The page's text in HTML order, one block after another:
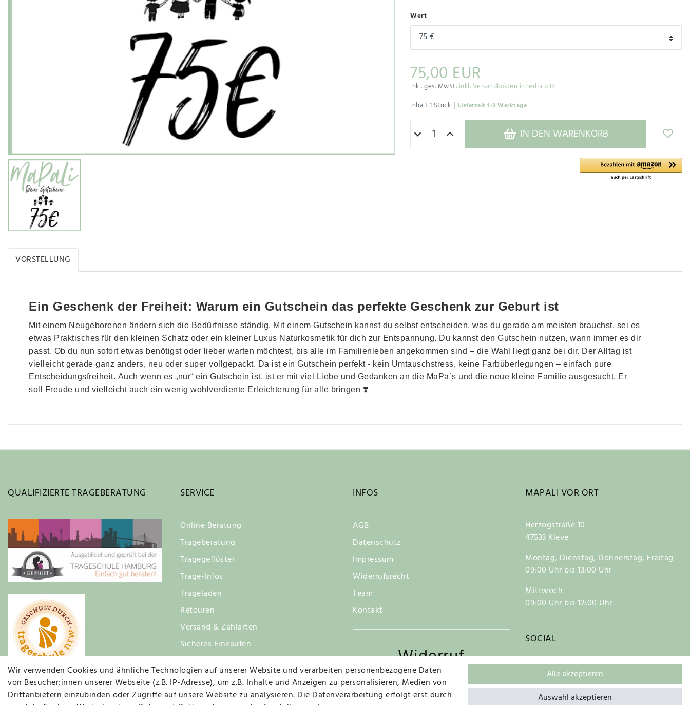
Wert
75,00 EUR
inkl. ges. MwSt. inkl. Versandkosten innerhalb DE
Inhalt1 Stück | Lieferzeit 1-3 Werktage
IN DEN WARENKORB
VORSTELLUNG
Ein Geschenk der Freiheit: Warum ein Gutschein das perfekte Geschenk zur Geburt ist
Mit einem Neugeborenen ändern sich die Bedürfnisse ständig. Mit einem Gutschein kannst du selbst entscheiden, was du gerade am meisten brauchst, sei es
etwas Praktisches für den kleinen Schatz oder ein kleiner Luxus Naturkosmetik für dich zur Entspannung. Du kannst den Gutschein nutzen, wann immer es dir
passt. Ob du nun sofort etwas benötigst oder lieber warten möchtest, bis alle im Familienleben angekommen sind – die Wahl liegt ganz bei dir. Der Alltag ist
vielleicht gerade ganz anders, neu oder super vollgepackt. Da ist ein Gutschein perfekt - kein Umtauschstress, keine Farbüberlegungen – einfach pure
Entscheidungsfreiheit. Auch wenn es „nur“ ein Gutschein ist, ist er mit viel Liebe und Gedanken an die MaPa´s und die neue kleine Familie ausgesucht. Er
soll Freude und vielleicht auch ein wenig wohlverdiente Erleichterung für alle bringen ❣️
QUALIFIZIERTE TRAGEBERATUNG SERVICE
Online Beratung
Trageberatung
Tragegeflüster
Trage-Infos
Trageladen
Retouren
Versand & Zahlarten
Sicheres Einkaufen
INFOS
AGB
Datenschutz
Impressum
Widerrufsrecht
Team
Kontakt
Widerruf
MAPALI VOR ORT
Herzogstraße 10
47533 Kleve
Montag, Dienstag, Donnerstag, Freitag
09:00 Uhr bis 13:00 Uhr
Mittwoch
09:00 Uhr bis 12:00 Uhr
SOCIAL
Wir verwenden Cookies und ähnliche Technologien auf unserer Website und verarbeiten personenbezogene Daten
von Besucher:innen unserer Webseite (z.B. IP-Adresse), um z.B. Inhalte und Anzeigen zu personalisieren, Medien von
Drittanbietern einzubinden oder Zugriffe auf unsere Website zu analysieren. Die Datenverarbeitung erfolgt erst durch
Alle akzeptieren
Auswahl akzeptieren